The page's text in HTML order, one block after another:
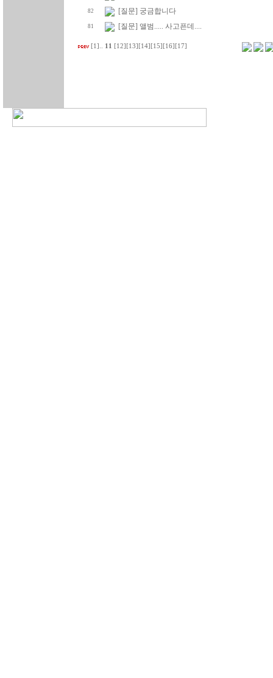
82 [질문] 궁금합니다
81 [질문] 앨범..... 사고픈데....
[1] 11 [12] [13] [14] [15] [16] [17]